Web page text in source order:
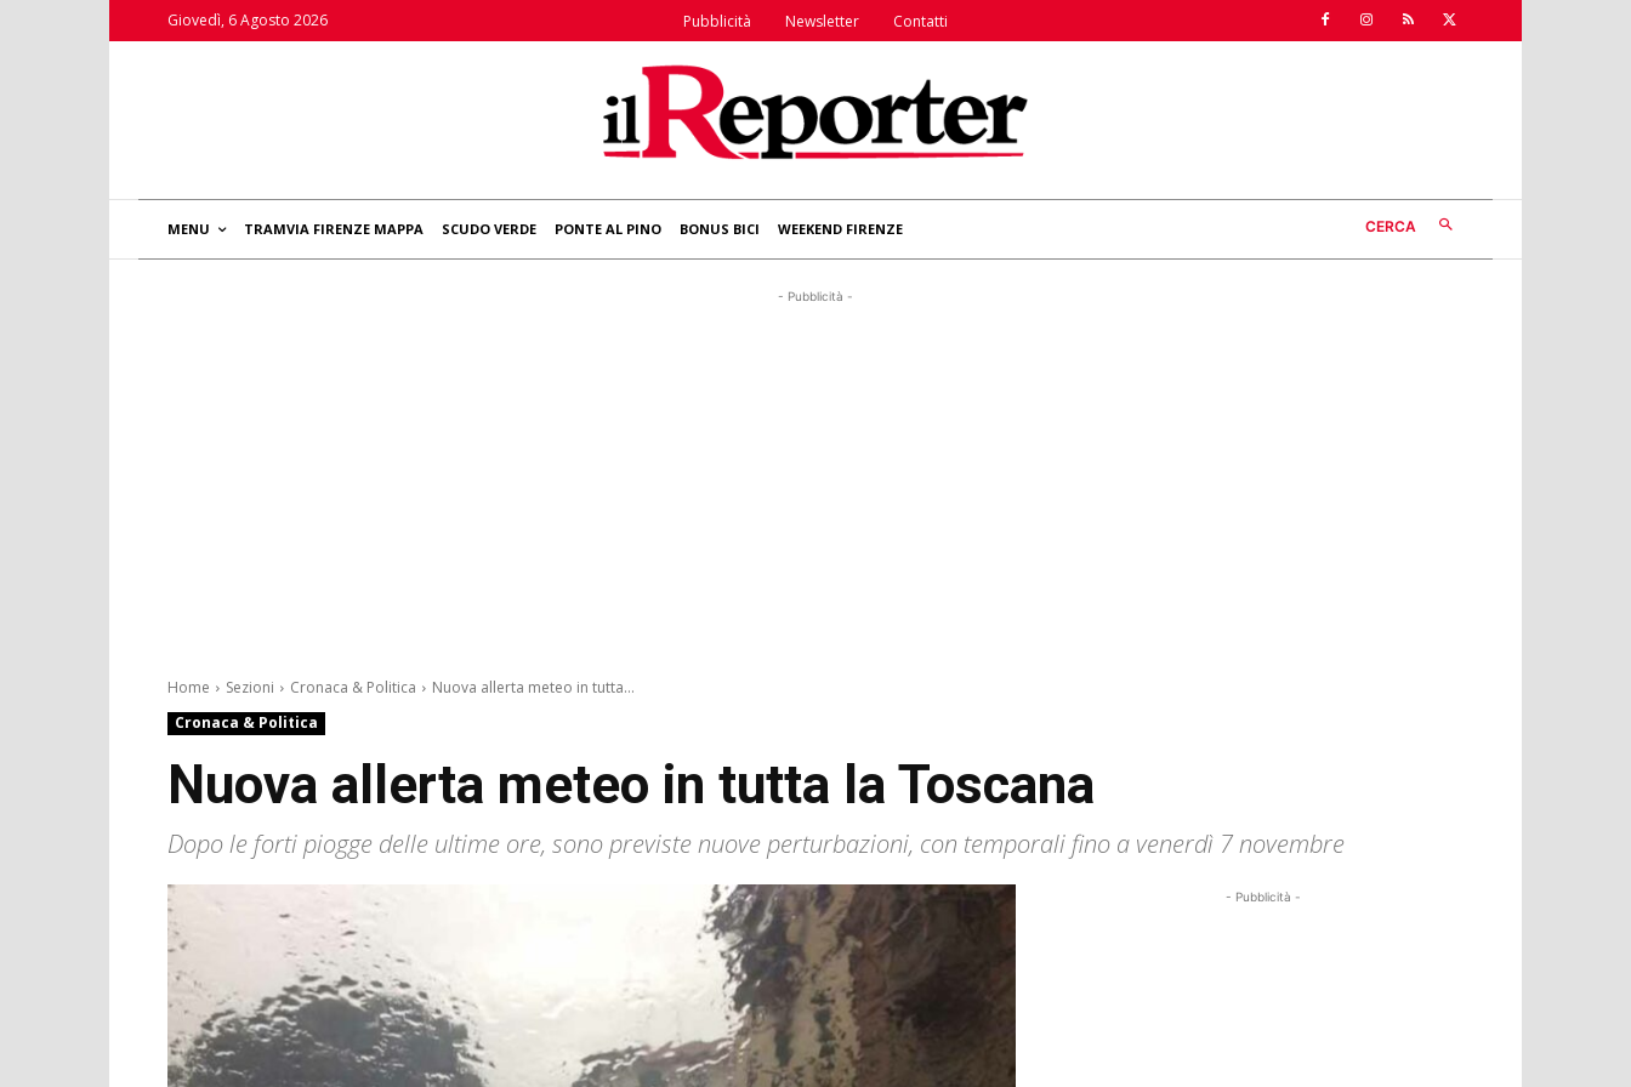
Giovedì, 6 Agosto 2026 Pubblicità Newsletter Contatti
MENU TRAMVIA FIRENZE MAPPA SCUDO VERDE PONTE AL PINO BONUS BICI WEEKEND FIRENZE CERCA
- Pubblicità -
Home Sezioni Cronaca & Politica
Nuova allerta meteo in tutta...
Cronaca & Politica
Nuova allerta meteo in tutta la Toscana
Dopo le forti piogge delle ultime ore, sono previste nuove perturbazioni, con temporali fino a venerdì 7 novembre
- Pubblicità -